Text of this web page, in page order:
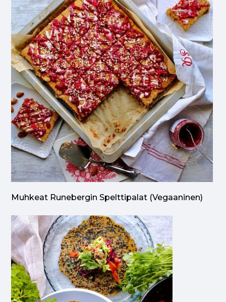
Muhkeat Runebergin Spelttipalat (vegaaninen)